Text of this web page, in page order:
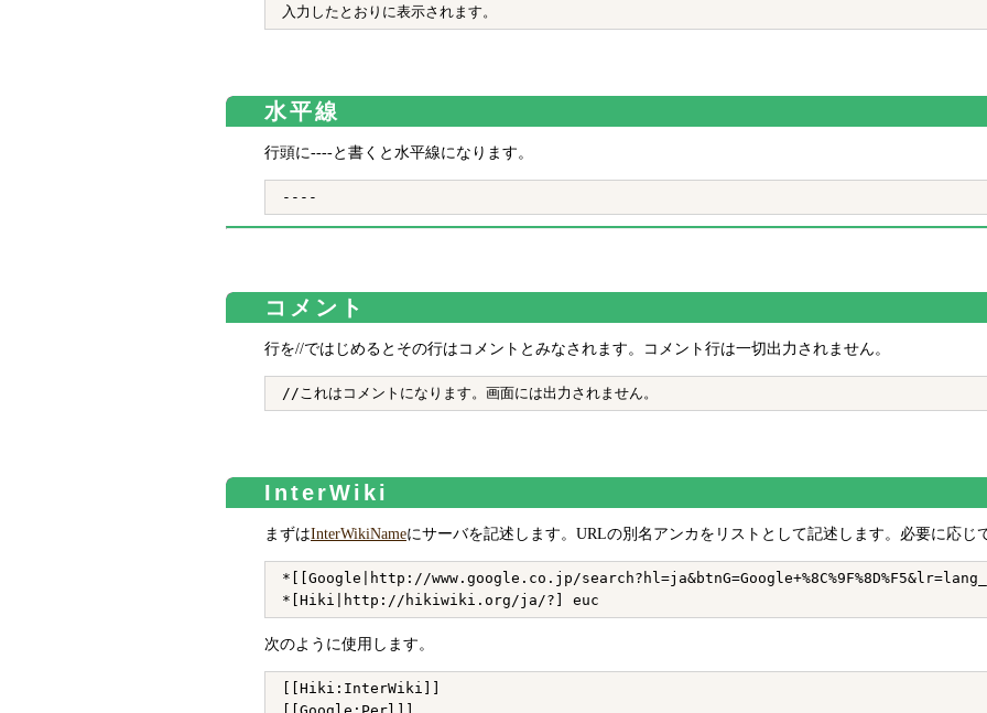
水平線
行頭に----と書くと水平線になります。
コメント
行を//ではじめるとその行はコメントとみなされます。コメント行は一切出力されません。
InterWiki
まずはInterWikiNameにサーバを記述します。URLの別名アンカをリストとして記述します。必要に応
*[[Google|http://www.google.co.jp/
次のように使用します。
[[Hiki:InterWiki]]